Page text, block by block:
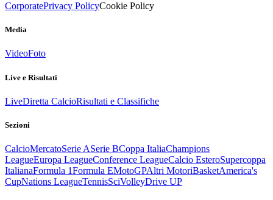
CorporatePrivacy PolicyCookie Policy
Media
VideoFoto
Live e Risultati
LiveDiretta CalcioRisultati e Classifiche
Sezioni
CalcioMercatoSerie ASerie BCoppa ItaliaChampions
LeagueEuropa LeagueConference LeagueCalcio EsteroSupercoppa
ItalianaFormula 1Formula EMotoGPAltri MotoriBasketAmerica's
CupNations LeagueTennisSciVolleyDrive UP